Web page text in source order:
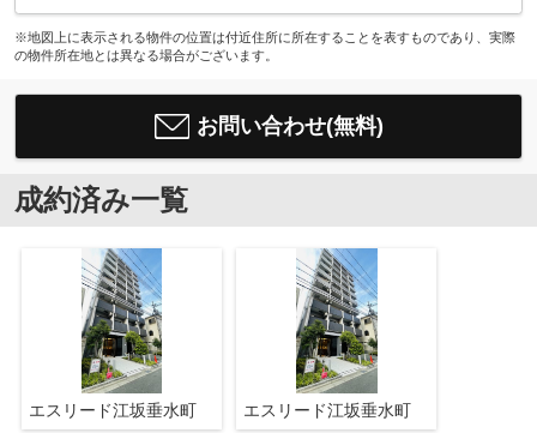
※地図上に表示される物件の位置は付近住所に所在することを表すものであり、実際
の物件所在地とは異なる場合がございます。
お問い合わせ(無料)
成約済み一覧
エスリード江坂垂水町 エスリード江坂垂水町